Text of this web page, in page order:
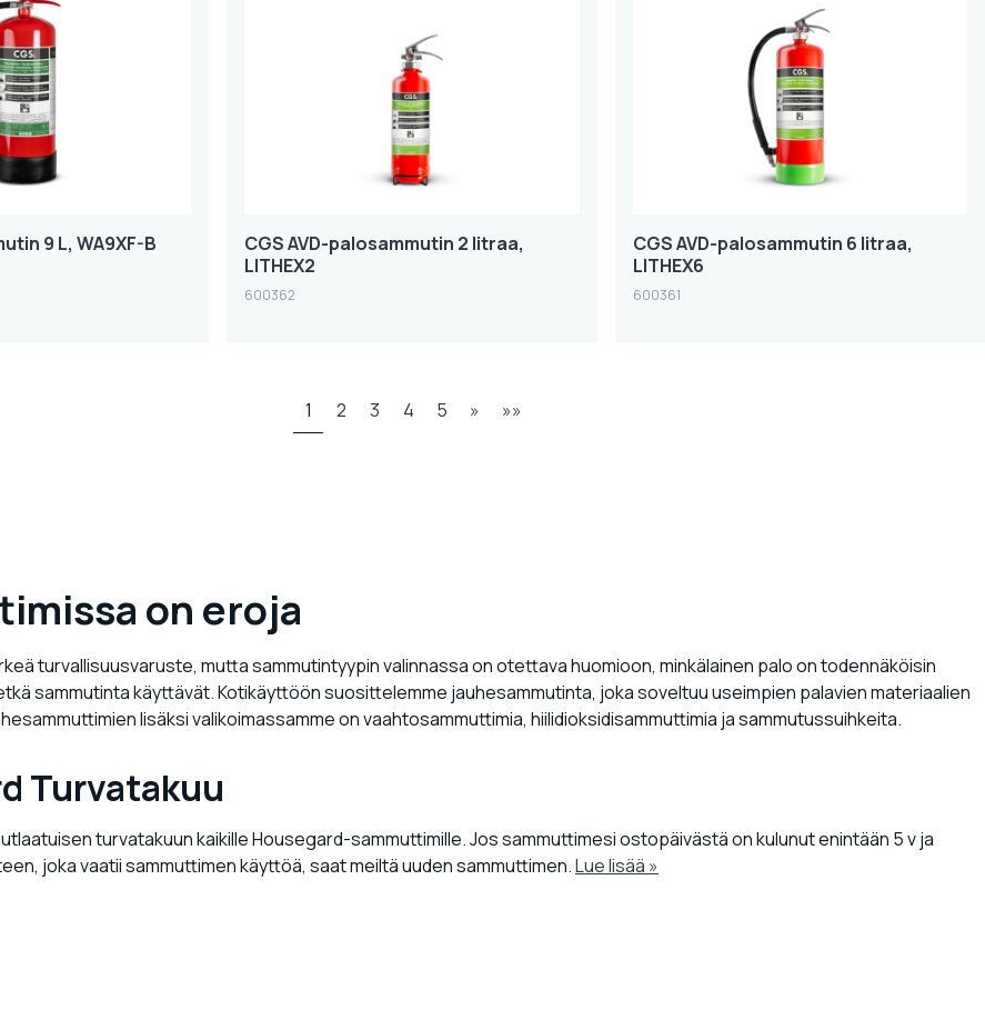
9 L, WA9XF-B
CGS AVD-palosammutin 2 litraa,
LITHEX2
600362
CGS AVD-palosammutin 6 litraa,
LITHEX6
600361
1 2 3 4 5 » »»
on eroja
turvallisuusvaruste, mutta sammutintyypin valinnassa on otettava huomioon, minkälainen palo on todennäköisin
sammutinta käyttävät. Kotikäyttöön suosittelemme jauhesammutinta, joka soveltuu useimpien palavien materiaalien
lisäksi valikoimassamme on vaahtosammuttimia, hiilidioksidisammuttimia ja sammutussuihkeita.
Turvatakuu
turvatakuun kaikille Housegard-sammuttimille. Jos sammuttimesi ostopäivästä on kulunut enintään 5 v ja
joka vaatii sammuttimen käyttöä, saat meiltä uuden sammuttimen.Lue lisää »